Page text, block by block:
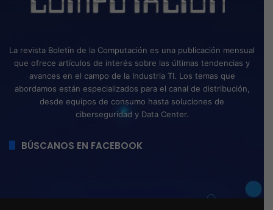
La revista Boletín de la Computación es una publicación mensual
que ofrece artículos de interés sobre las últimas tendencias y
avances en el campo de la Industria TI. Los temas que
abordamos están especializados para el canal de distribución,
desde equipos de consumo hasta soluciones de
ciberseguridad y Data Center.
BÚSCANOS EN FACEBOOK